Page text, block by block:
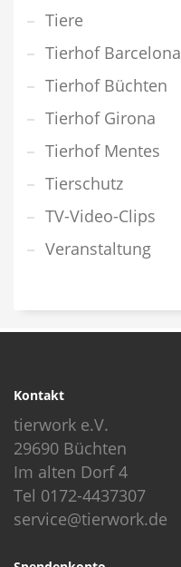
Tiere
Tierhof Barcelona
Tierhof Büchten
Tierhof Girona
Tierhof Mentes
Tierschutz
TV-Video-Clips
Veranstaltung
Kontakt
tierwork e.V.
29690 Büchten
Im alten Dorf 4
Tel 0172-4437307
service@tierwork.de